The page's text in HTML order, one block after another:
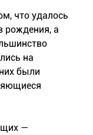
что удалось
рождения, а
на
были
—